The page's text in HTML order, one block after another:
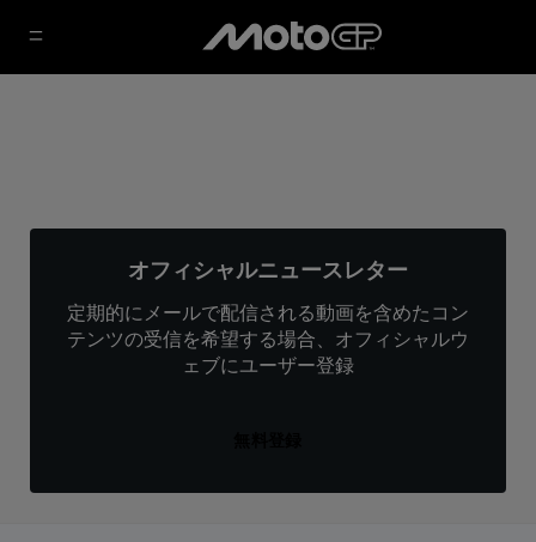
オフィシャルニュースレター
定期的にメールで配信される動画を含めたコン
テンツの受信を希望する場合、オフィシャルウ
ェブにユーザー登録